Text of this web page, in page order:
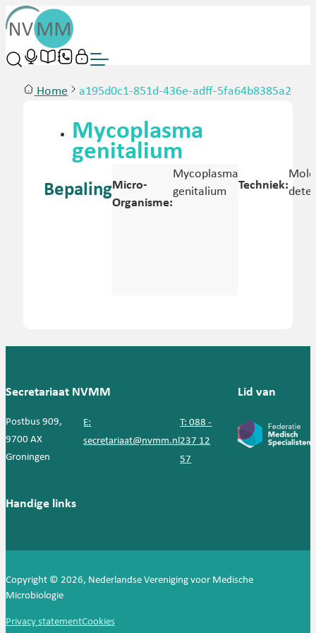
Home a195d0c1-851d-436e-adff-5fa64b8385a2
Mycoplasma
genitalium
BepalingMicro-
Organisme:
Mycoplasma
genitalium
Techniek:
Secretariaat NVMM
Postbus 909,
9700 AX
Groningen
E:
secretariaat@nvmm.nl
T: 088 -
237 12
57
Lid van
Handige links
Copyright © 2026, Nederlandse Vereniging voor Medische
Microbiologie
Privacy statementCookies